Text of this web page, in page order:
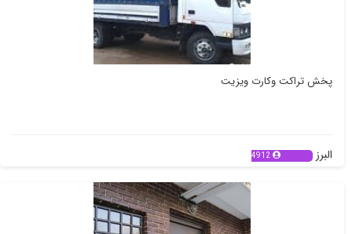
پخش تراکت وکارت ویزیت
البرز 4912